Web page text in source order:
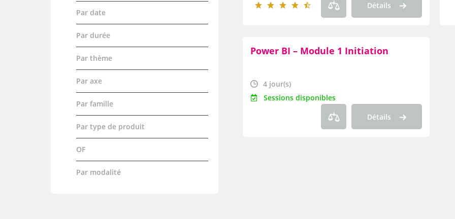
Par date
Par durée
Par thème
Par axe
Par famille
Par type de produit
OF
Par modalité
Détails
Power BI – Module 1 Initiation
4 jour(s)
Sessions disponibles
Détails